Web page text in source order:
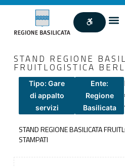
STAND REGIONE
FRUITLOGISTICA
Tipo: Gare
di appalto
servizi
Ente:
Regione
Basilicata
STAND REGIONE BASILICATA
STAMPATI